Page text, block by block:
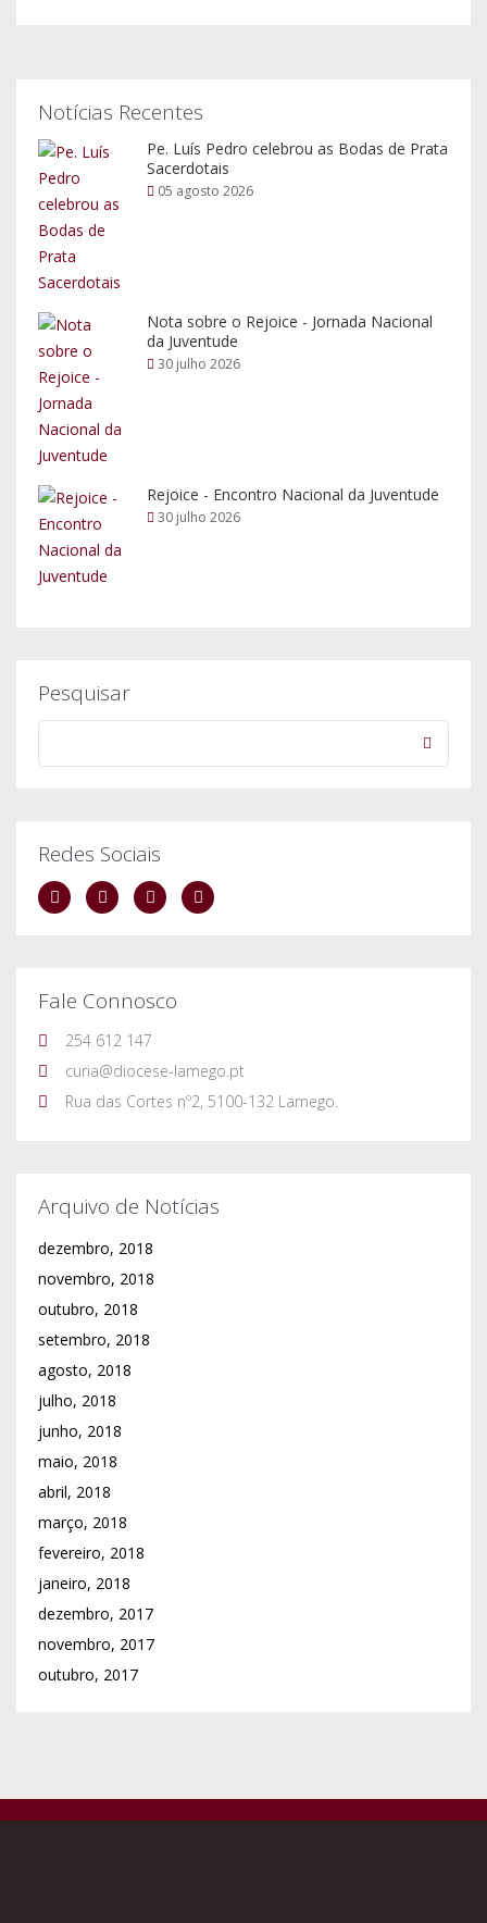
Notícias Recentes
Pe. Luís Pedro celebrou as Bodas de Prata
Sacerdotais
05 agosto 2026
Nota sobre o Rejoice - Jornada Nacional
da Juventude
30 julho 2026
Rejoice - Encontro Nacional da Juventude
30 julho 2026
Pesquisar
Redes Sociais
Fale Connosco
254 612 147
curia@diocese-lamego.pt
Rua das Cortes nº2, 5100-132 Lamego.
Arquivo de Notícias
dezembro, 2018
novembro, 2018
outubro, 2018
setembro, 2018
agosto, 2018
julho, 2018
junho, 2018
maio, 2018
abril, 2018
março, 2018
fevereiro, 2018
janeiro, 2018
dezembro, 2017
novembro, 2017
outubro, 2017